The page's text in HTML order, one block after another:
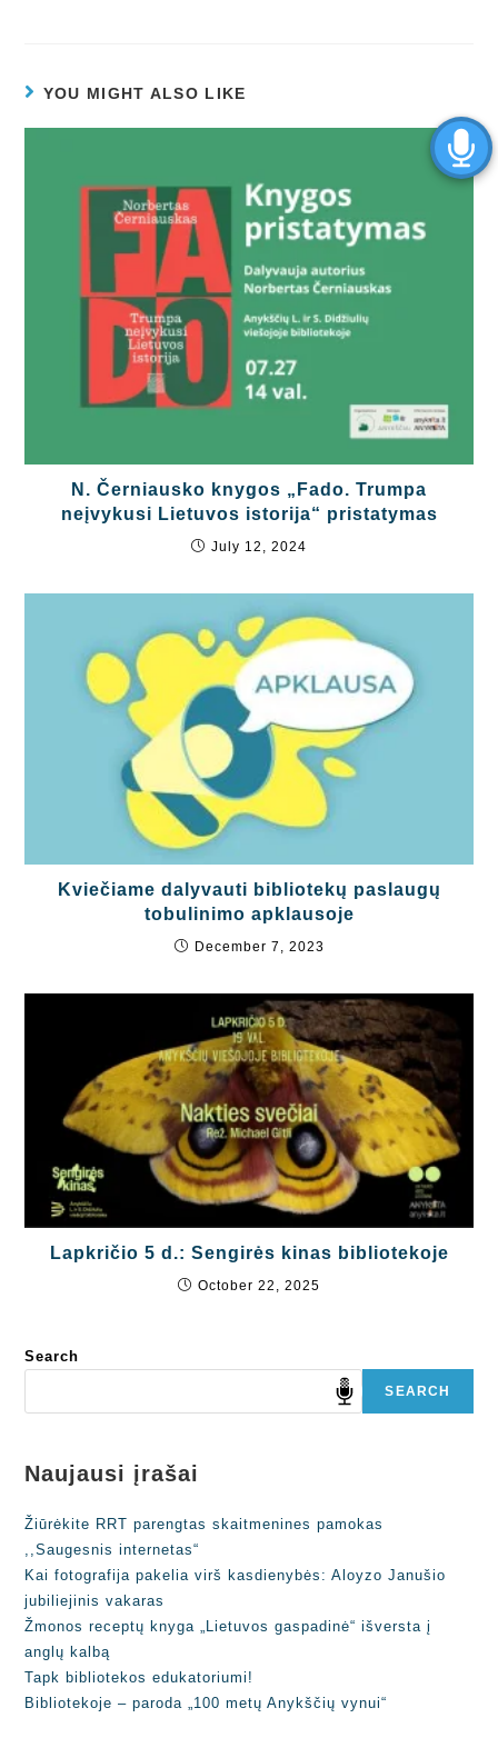
YOU MIGHT ALSO LIKE
N. Černiausko knygos „Fado. Trumpa
neįvykusi Lietuvos istorija“ pristatymas
July 12, 2024
Kviečiame dalyvauti bibliotekų paslaugų
tobulinimo apklausoje
December 7, 2023
Lapkričio 5 d.: Sengirės kinas bibliotekoje
October 22, 2025
Search
SEARCH
Naujausi įrašai
Žiūrėkite RRT parengtas skaitmenines pamokas
,,Saugesnis internetas“
Kai fotografija pakelia virš kasdienybės: Aloyzo Janušio
jubiliejinis vakaras
Žmonos receptų knyga „Lietuvos gaspadinė“ išversta į
anglų kalbą
Tapk bibliotekos edukatoriumi!
Bibliotekoje – paroda „100 metų Anykščių vynui“